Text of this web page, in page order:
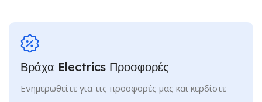
Βράχα Electrics Προσφορές
Ενημερωθείτε για τις προσφορές μας και κερδίστε